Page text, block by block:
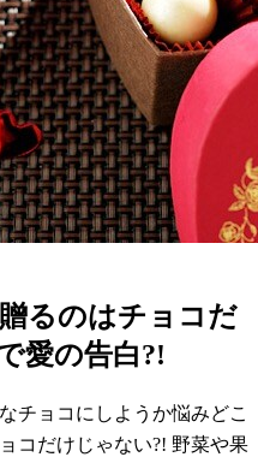
るのはチョコだ
愛の告白?!
チョコにしようか悩みどこ
コだけじゃない?! 野菜や果